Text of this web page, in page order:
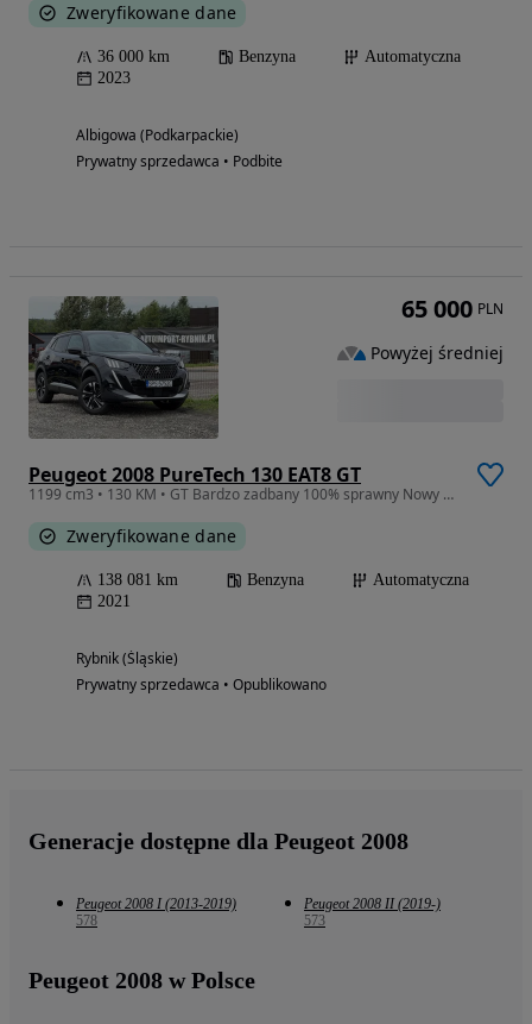
Zweryfikowane dane
36 000 km Benzyna
Automatyczna
2023
Albigowa (Podkarpackie)
Prywatny sprzedawca • Podbite
Peugeot 2008 PureTech 130 EAT8 GT
1199 cm3 • 130 KM • GT Bardzo zadbany 100% sprawny Nowy rozrząd
Zweryfikowane dane
138 081 km Benzyna
Automatyczna
2021
Rybnik (Śląskie)
Prywatny sprzedawca • Opublikowano
65 000 PLN
Powyżej średniej
Generacje dostępne dla Peugeot 2008
Peugeot 2008 I (2013-2019)
578
Peugeot 2008 II (2019-)
573
Peugeot 2008 w Polsce